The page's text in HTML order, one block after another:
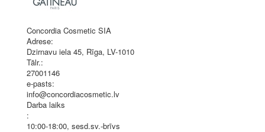
Concordia Cosmetic SIA
Adrese:
Dzirnavu iela 45, Rīga, LV-1010
Tālr.:
27001146
e-pasts:
info@concordiacosmetic.lv
Darba laiks
:
10:00-18:00, sesd.sv.-brīvs